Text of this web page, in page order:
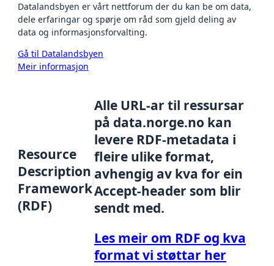
Datalandsbyen er vårt nettforum der du kan be om data,
dele erfaringar og spørje om råd som gjeld deling av
data og informasjonsforvalting.
Gå til Datalandsbyen
Meir informasjon
Resource
Description
Framework
(RDF)
Alle URL-ar til ressursar
på data.norge.no kan
levere RDF-metadata i
fleire ulike format,
avhengig av kva for ein
Accept-header som blir
sendt med.
Les meir om RDF og kva
format vi støttar her